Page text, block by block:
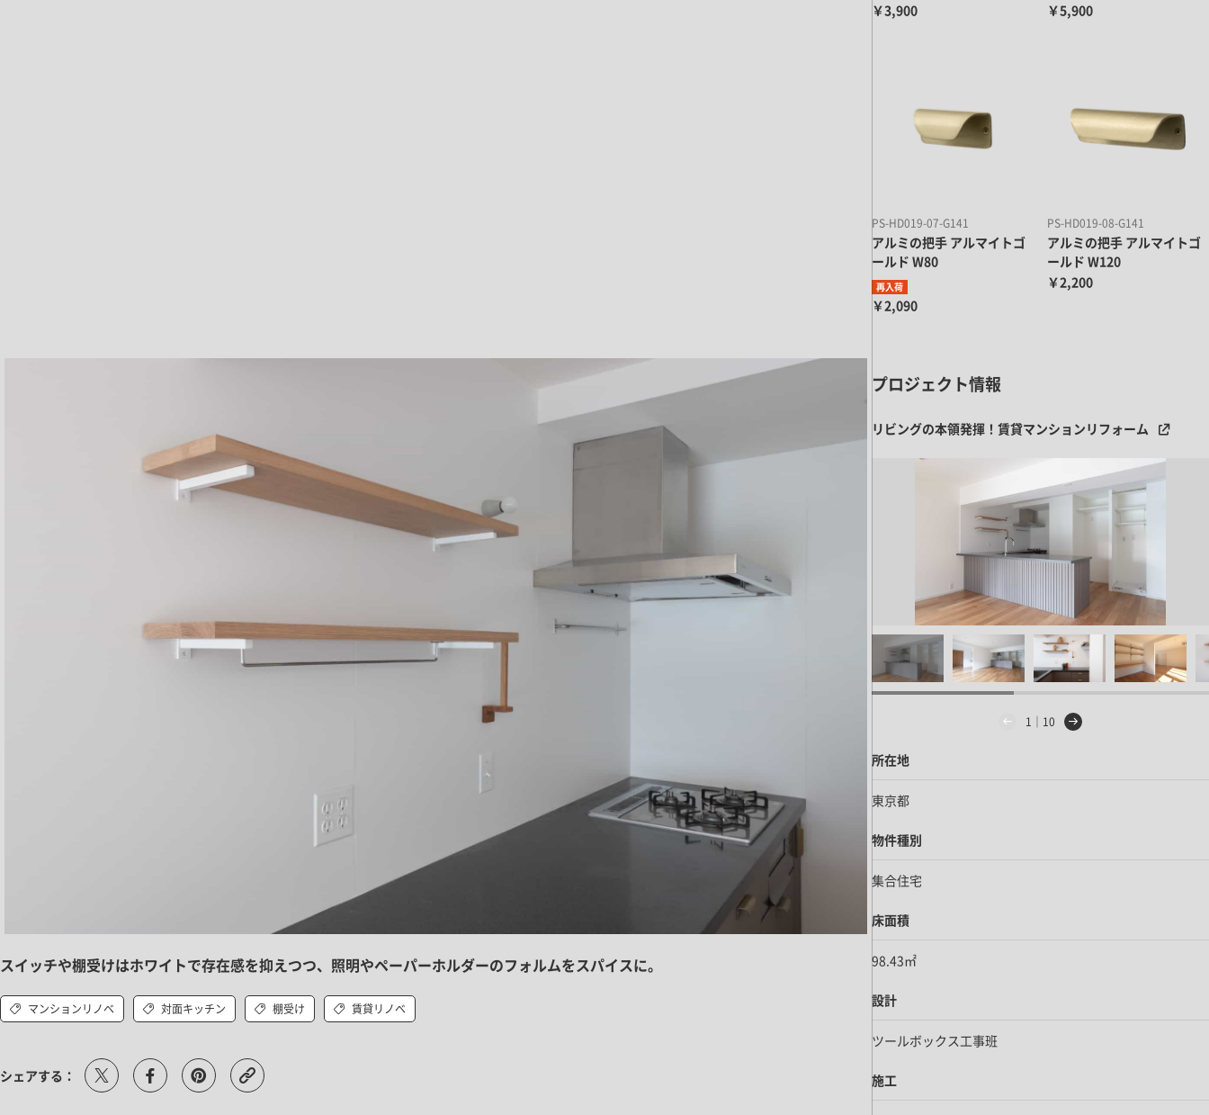
スイッチや棚受けはホワイトで存在感を抑えつつ、照明やペーパーホルダーのフォルムをスパイスに。
マンションリノベ 対面キッチン 棚受け 賃貸リノベ
シェアする：
￥3,900
￥5,900
PS-HD019-07-G141
アルミの把手 アルマイトゴ
ールド W80
再入荷
￥2,090
PS-HD019-08-G141
アルミの把手 アルマイトゴ
ールド W120
￥2,200
プロジェクト情報
リビングの本領発揮！賃貸マンションリフォーム
1｜10
所在地
東京都
物件種別
集合住宅
床面積
98.43㎡
設計
ツールボックス工事班
施工